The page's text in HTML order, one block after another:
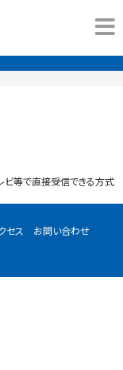
ビ等で直接受信できる方式
セス
お問い合わせ